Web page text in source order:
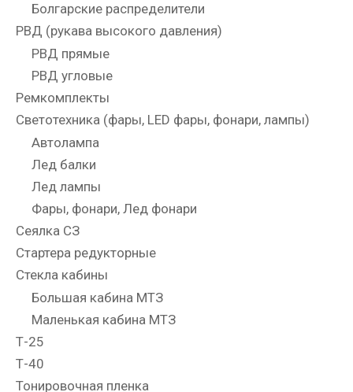
Болгарские распределители
РВД (рукава высокого давления)
РВД прямые
РВД угловые
Ремкомплекты
Светотехника (фары, LED фары, фонари, лампы)
Автолампа
Лед балки
Лед лампы
Фары, фонари, Лед фонари
Сеялка СЗ
Стартера редукторные
Стекла кабины
Большая кабина МТЗ
Маленькая кабина МТЗ
Т-25
Т-40
Тонировочная пленка